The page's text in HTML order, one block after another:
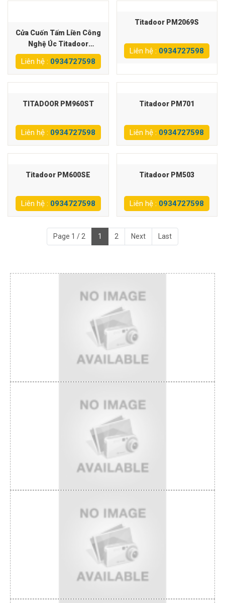
Cửa Cuốn Tấm Liền Công
Nghệ Úc Titadoor
QN220VAC
Liên hệ : 0934727598
Titadoor PM2069S
Liên hệ : 0934727598
TITADOOR PM960ST
Liên hệ : 0934727598
Titadoor PM701
Liên hệ : 0934727598
Titadoor PM600SE
Liên hệ : 0934727598
Titadoor PM503
Liên hệ : 0934727598
Page 1 / 2 1 2 Next Last